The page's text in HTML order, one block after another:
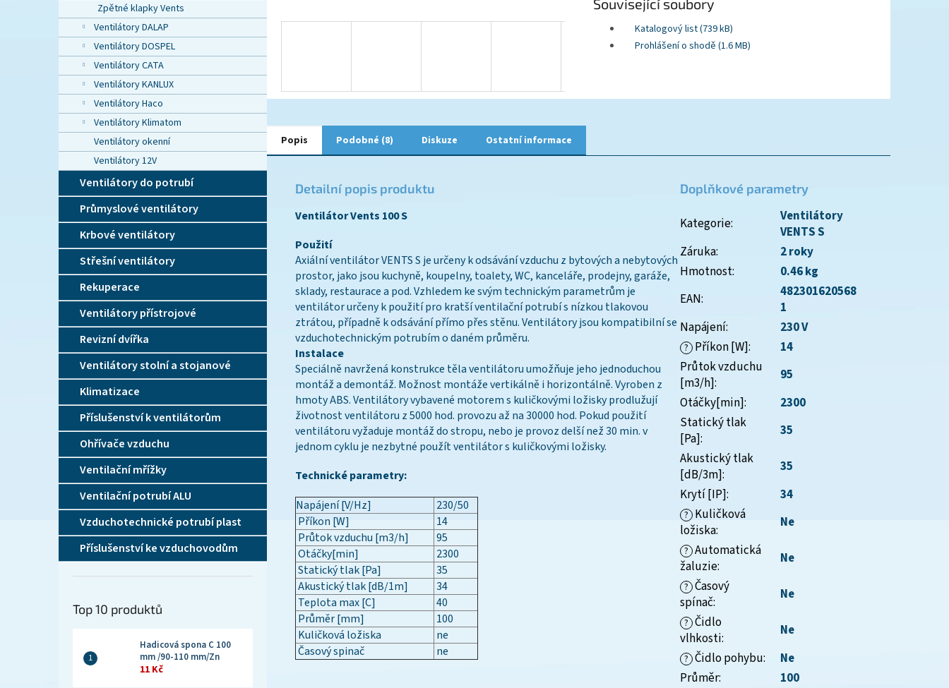
Zpětné klapky Vents
Ventilátory DALAP
Ventilátory DOSPEL
Ventilátory CATA
Ventilátory KANLUX
Ventilátory Haco
Ventilátory Klimatom
Ventilátory okenní
Ventilátory 12V
Ventilátory do potrubí
Průmyslové ventilátory
Krbové ventilátory
Střešní ventilátory
Rekuperace
Ventilátory přístrojové
Revizní dvířka
Ventilátory stolní a stojanové
Klimatizace
Příslušenství k ventilátorům
Ohřívače vzduchu
Ventilační mřížky
Ventilační potrubí ALU
Vzduchotechnické potrubí plast
Příslušenství ke vzduchovodům
Top 10 produktů
Hadicová spona C 100
mm /90-110 mm/Zn
11 Kč
Katalogový list (739 kB)
Prohlášení o shodě (1.6 MB)
Popis Podobné (8) Diskuze Ostatní informace
Detailní popis produktu
Ventilátor Vents 100 S
Použití
Axiální ventilátor VENTS S je určeny k odsávání vzduchu z bytových a nebytových
prostor, jako jsou kuchyně, koupelny, toalety, WC, kanceláře, prodejny, garáže,
sklady, restaurace a pod. Vzhledem ke svým technickým parametrům je
ventilátor určeny k použití pro kratší ventilační potrubí s nízkou tlakovou
ztrátou, případně k odsávání přímo přes stěnu. Ventilátory jsou kompatibilní se
vzduchotechnickým potrubím o daném průměru.
Instalace
Speciálně navržená konstrukce těla ventilátoru umožňuje jeho jednoduchou
montáž a demontáž. Možnost montáže vertikálně i horizontálně. Vyroben z
hmoty ABS. Ventilátory vybavené motorem s kuličkovými ložisky prodlužují
životnost ventilátoru z 5000 hod. provozu až na 30000 hod. Pokud použití
ventilátoru vyžaduje montáž do stropu, nebo je provoz delší než 30 min. v
jednom cyklu je nezbytné použít ventilátor s kuličkovými ložisky.
Technické parametry:
Napájení [V/Hz]
230/50
Příkon [W]
14
Průtok vzduchu [m3/h]
95
Otáčky[min]
2300
Statický tlak [Pa]
35
Akustický tlak [dB/1m]
34
Teplota max [C]
40
Průměr [mm]
100
Kuličková ložiska
ne
Časový spinač
ne
Doplňkové parametry
Kategorie:
Ventilátory
VENTS S
Záruka:
2 roky
Hmotnost:
0.46 kg
EAN:
482301620568
1
Napájení: 230 V
? Příkon [W]:
14
Průtok vzduchu
[m3/h]:
95
Otáčky[min]:
2300
Statický tlak
[Pa]:
35
Akustický tlak
[dB/3m]:
35
Krytí [IP]: 34
? Kuličková
ložiska: Ne
? Automatická
žaluzie: Ne
? Časový
spínač: Ne
? Čidlo
vlhkosti: Ne
? Čidlo pohybu:
Ne
Průměr:
100